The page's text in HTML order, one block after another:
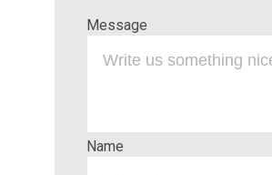
Message
Name